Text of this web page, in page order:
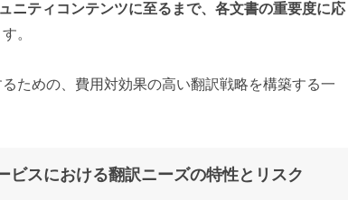
ニティコンテンツに至るまで、各文書の重要度に応
。
ための、費用対効果の高い翻訳戦略を構築する一
ビスにおける翻訳ニーズの特性とリスク